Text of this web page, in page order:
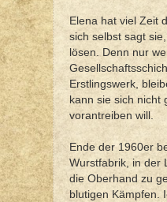
Elena hat viel Zeit
sich selbst sagt
lösen. Denn nur
Erstlingswerk,
kann sie sich nicht
vorantreiben will.
Ende der 1960er
Wurstfabrik, in der
die Oberhand zu
blutigen Kämpfen.